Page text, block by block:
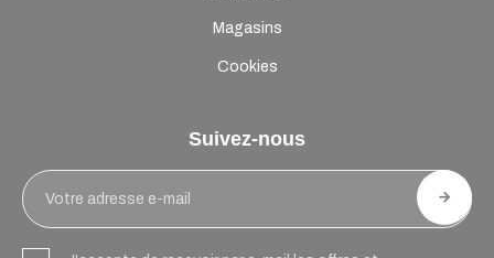
Magasins
Cookies
Suivez-nous